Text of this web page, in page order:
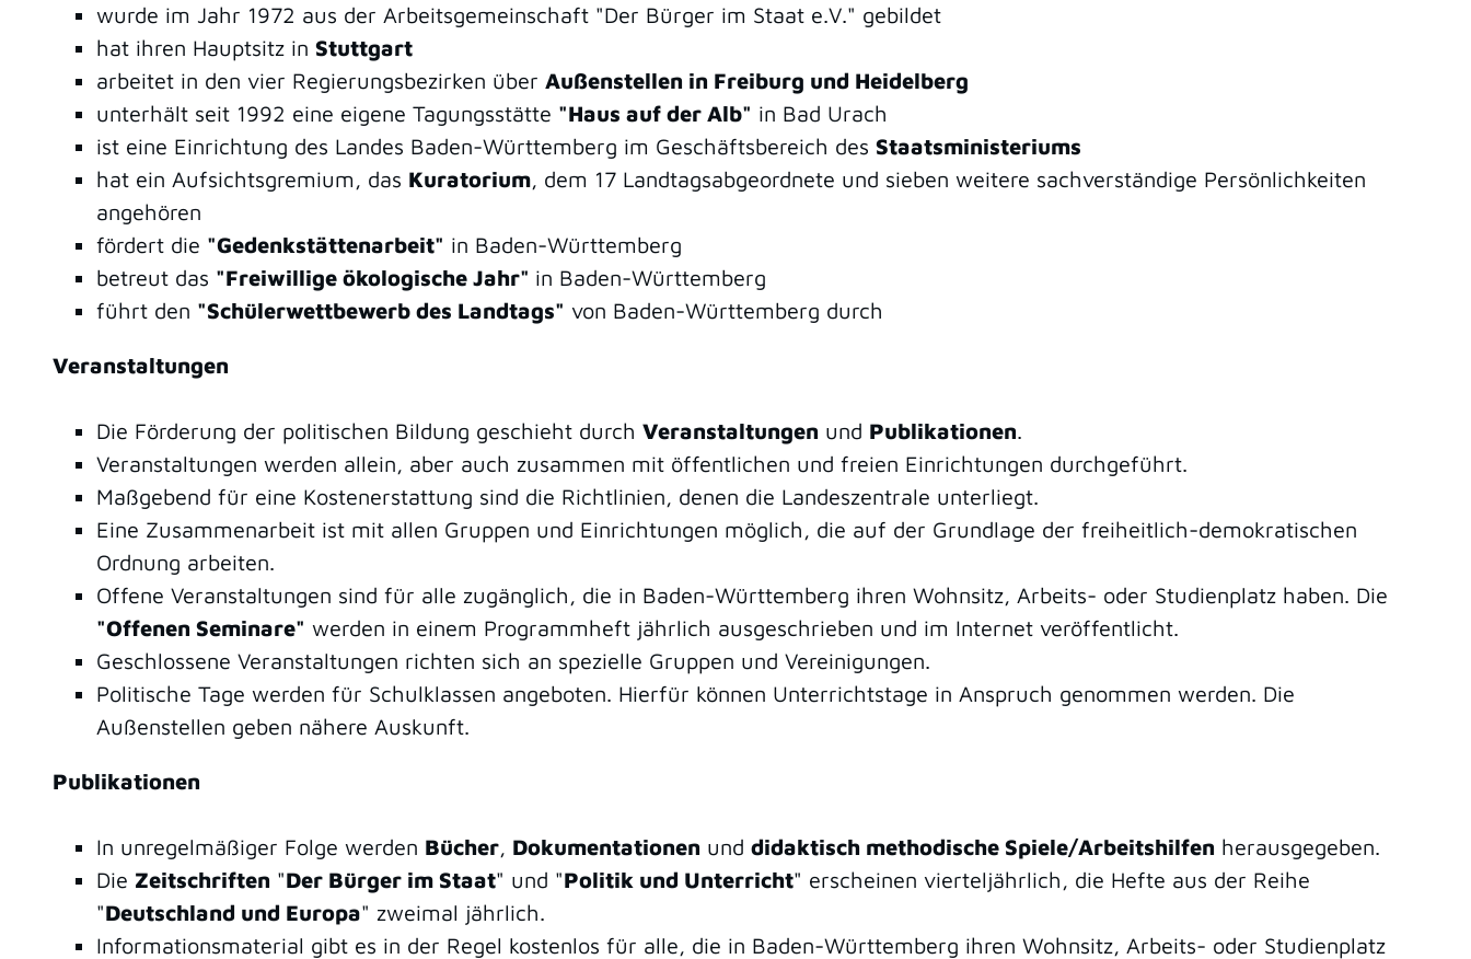
wurde im Jahr 1972 aus der Arbeitsgemeinschaft "Der Bürger im Staat e.V." gebildet
hat ihren Hauptsitz in Stuttgart
arbeitet in den vier Regierungsbezirken über Außenstellen in Freiburg und Heidelberg
unterhält seit 1992 eine eigene Tagungsstätte "Haus auf der Alb" in Bad Urach
ist eine Einrichtung des Landes Baden-Württemberg im Geschäftsbereich des Staatsministeriums
hat ein Aufsichtsgremium, das Kuratorium, dem 17 Landtagsabgeordnete und sieben weitere sachverständige Persönlichkeiten
angehören
fördert die "Gedenkstättenarbeit" in Baden-Württemberg
betreut das "Freiwillige ökologische Jahr" in Baden-Württemberg
führt den "Schülerwettbewerb des Landtags" von Baden-Württemberg durch
Veranstaltungen
Die Förderung der politischen Bildung geschieht durch Veranstaltungen und Publikationen.
Veranstaltungen werden allein, aber auch zusammen mit öffentlichen und freien Einrichtungen durchgeführt.
Maßgebend für eine Kostenerstattung sind die Richtlinien, denen die Landeszentrale unterliegt.
Eine Zusammenarbeit ist mit allen Gruppen und Einrichtungen möglich, die auf der Grundlage der freiheitlich-demokratischen
Ordnung arbeiten.
Offene Veranstaltungen sind für alle zugänglich, die in Baden-Württemberg ihren Wohnsitz, Arbeits- oder Studienplatz haben. Die
"Offenen Seminare" werden in einem Programmheft jährlich ausgeschrieben und im Internet veröffentlicht.
Geschlossene Veranstaltungen richten sich an spezielle Gruppen und Vereinigungen.
Politische Tage werden für Schulklassen angeboten. Hierfür können Unterrichtstage in Anspruch genommen werden. Die
Außenstellen geben nähere Auskunft.
Publikationen
In unregelmäßiger Folge werden Bücher, Dokumentationen und didaktisch methodische Spiele/Arbeitshilfen herausgegeben.
Die Zeitschriften "Der Bürger im Staat" und "Politik und Unterricht" erscheinen vierteljährlich, die Hefte aus der Reihe
"Deutschland und Europa" zweimal jährlich.
Informationsmaterial gibt es in der Regel kostenlos für alle, die in Baden-Württemberg ihren Wohnsitz, Arbeits- oder Studienplatz